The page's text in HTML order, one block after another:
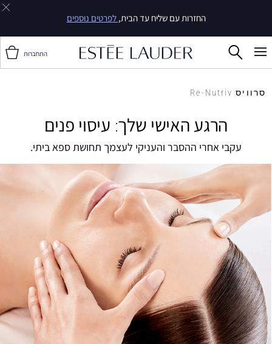
החזרות עם שליח עד הבית, לפרטים נוספים
התחברות
סרוויס Re-Nutriv
הרגע האישי שלך: עיסוי פנים
עקבי אחרי ההסבר והעניקי לעצמך תחושת ספא ביתי.